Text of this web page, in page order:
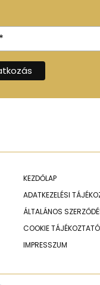
KEZDŐLAP
ADATKEZELÉSI
ÁLTALÁNOS
COOKIE TÁJÉKOZTATÓ
IMPRESSZUM